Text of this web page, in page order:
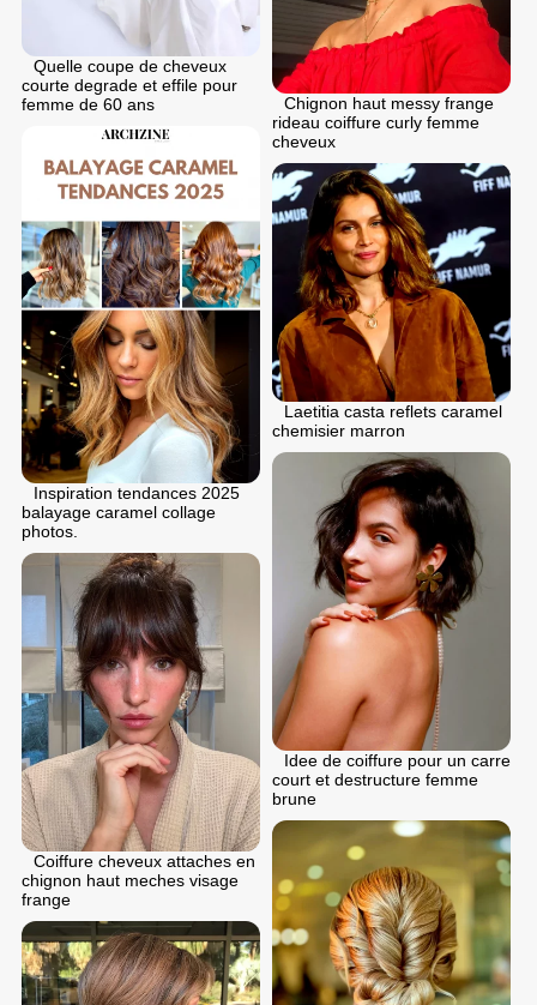
Quelle coupe de cheveux
courte degrade et effile pour
femme de 60 ans
Chignon haut messy frange
rideau coiffure curly femme
cheveux
Inspiration tendances 2025
balayage caramel collage
photos.
Laetitia casta reflets caramel
chemisier marron
Idee de coiffure pour un carre
court et destructure femme
brune
Coiffure cheveux attaches en
chignon haut meches visage
frange